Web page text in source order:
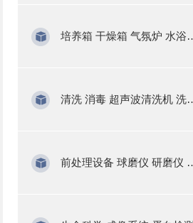
培养箱 干燥箱 气氛炉 水浴锅 振荡器
清洗 消毒 超声波清洗机 洗瓶机
前处理设备 球磨仪 研磨仪 氮吹仪 固相萃取